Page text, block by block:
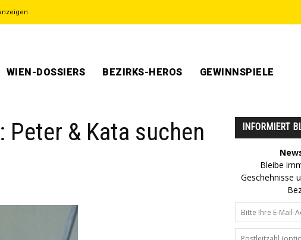
WIEN-DOSSIERS BEZIRKS-HEROS GEWINNSPIELE
& Kata suchen
INFORMIERT
Bleibe
Geschehnisse